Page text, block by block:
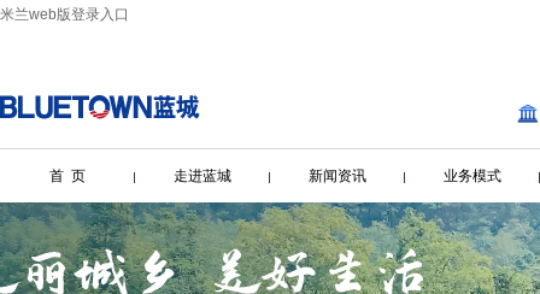
米兰web版登录入口
首 页 走进蓝城 新闻资讯 业务模式